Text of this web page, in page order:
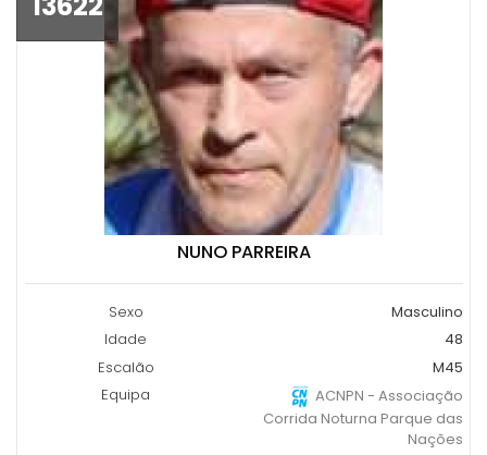
NUNO PARREIRA
Sexo
Masculino
Idade
48
Escalão
M45
Equipa
ACNPN - Associação
Corrida Noturna Parque das
Nações